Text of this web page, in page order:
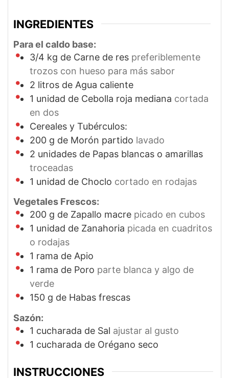
INGREDIENTES
Para el caldo base:
3/4 kg de Carne de res preferiblemente
trozos con hueso para más sabor
2 litros de Agua caliente
1 unidad de Cebolla roja mediana cortada
en dos
Cereales y Tubérculos:
200 g de Morón partido lavado
2 unidades de Papas blancas o amarillas
troceadas
1 unidad de Choclo cortado en rodajas
Vegetales Frescos:
200 g de Zapallo macre picado en cubos
1 unidad de Zanahoria picada en cuadritos
o rodajas
1 rama de Apio
1 rama de Poro parte blanca y algo de
verde
150 g de Habas frescas
Sazón:
1 cucharada de Sal ajustar al gusto
1 cucharada de Orégano seco
INSTRUCCIONES